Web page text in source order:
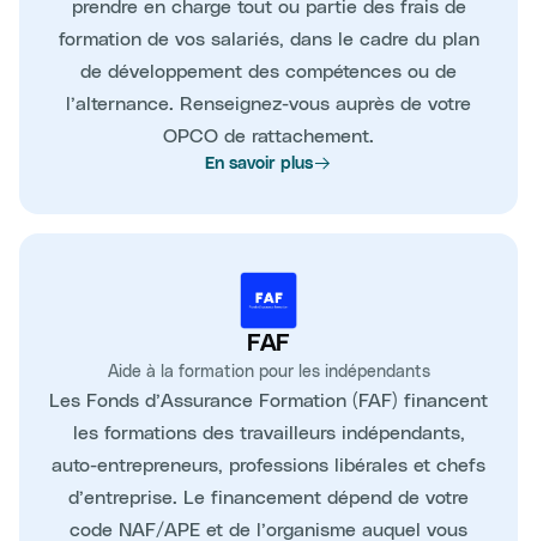
prendre en charge tout ou partie des frais de
formation de vos salariés, dans le cadre du plan
de développement des compétences ou de
l’alternance. Renseignez-vous auprès de votre
OPCO de rattachement.
En savoir plus
FAF
Aide à la formation pour les indépendants
Les Fonds d’Assurance Formation (FAF) financent
les formations des travailleurs indépendants,
auto-entrepreneurs, professions libérales et chefs
d’entreprise. Le financement dépend de votre
code NAF/APE et de l’organisme auquel vous